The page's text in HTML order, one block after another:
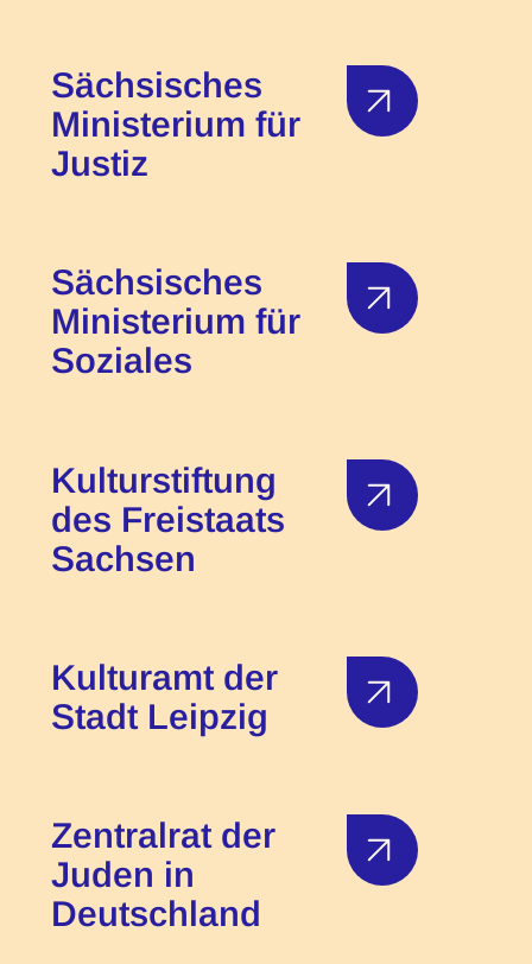
Sächsisches
Ministerium für
Justiz
Sächsisches
Ministerium für
Soziales
Kulturstiftung
des Freistaats
Sachsen
Kulturamt der
Stadt Leipzig
Zentralrat der
Juden in
Deutschland